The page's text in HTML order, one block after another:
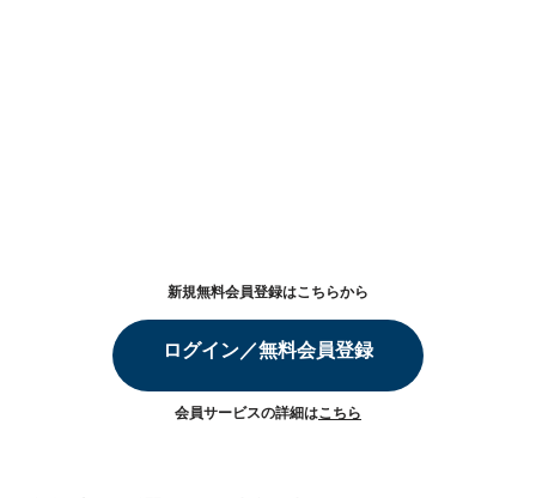
新規無料会員登録はこちらから
ログイン／無料会員登録
会員サービスの詳細はこちら